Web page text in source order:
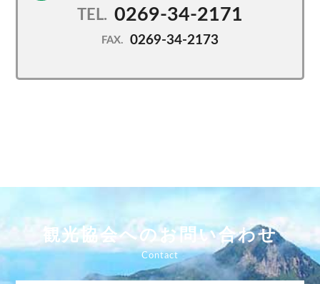
TEL. 0269-34-2171
FAX. 0269-34-2173
観光協会へのお問い合わせ